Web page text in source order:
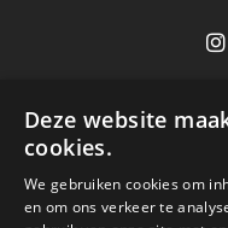
Onze winkels
Brugge
Hasselt
Versato info
Service
Site Info
Deze website
cookies.
We gebruiken cookies om
en om ons verkeer te